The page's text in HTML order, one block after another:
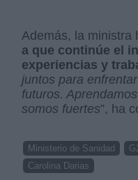
Además, la ministra
a que continúe el
experiencias y
juntos para
futuros.
somos fuertes”, ha
Ministerio de Sanidad
Carolina Darias